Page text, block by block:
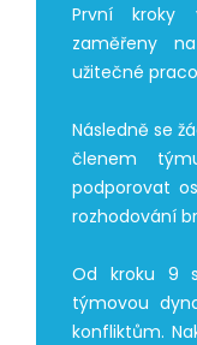
První kroky
zaměřeny
užitečné
Následně se
členem
podporovat
rozhodování
Od kroku 9
týmovou
konfliktům.